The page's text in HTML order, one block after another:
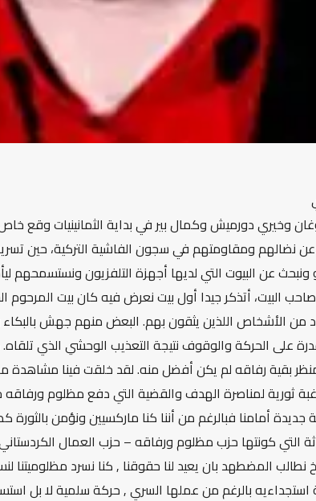
وخيري دورميش وكمال بير في بداية الثمانينيات وقع
عن نضالهم ومقاومتهم في سجون الفاشية التركية، حين
عن البيوت التي لديها أجهزة التلفزيون ونستسمحهم
البيت، أتذكر جيدا أول بيت نعرض فيه كان بيت المرحوم
من الأشخاص اللذين يثقون بهم. البعض منهم جهش
على الحركة والوقوف نتيجة التعذيب الوحشي الذي
بقية رفاقه لم يكن أفضل منه. لقد خلقت فينا مشاهدة
ثورية لمناصرة الهدف والقضية التي دفع مظلوم ورفاقه
أمامنا فبالرغم من أننا كنا ماركسيين ونؤمن
التي كونتها حزب مظلوم ورفاقه – حزب العمال
نطالب المضطهد بان يعيد لنا حقوقنا , كنا نسرد مظلوميتنا
استجداءيه بالرغم من عملها السري , حركة سلمية لا بل